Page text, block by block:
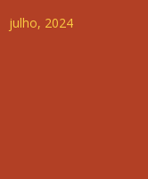
julho, 2024